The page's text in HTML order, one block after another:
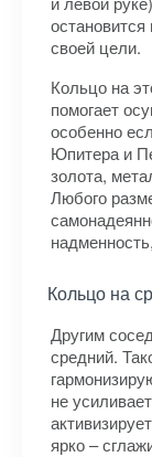
своей цели.
Кольцо на
помогает
особенно
Юпитера и
золота,
Любого
Кольцо на
Другим
средний.
не
ярко –